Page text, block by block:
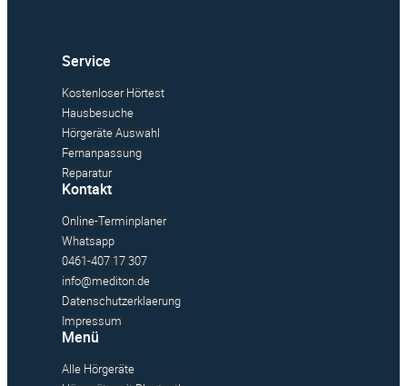
Service
Kostenloser Hörtest
Hausbesuche
Hörgeräte Auswahl
Fernanpassung
Reparatur
Kontakt
Online-Terminplaner
Whatsapp
0461-407 17 307
info@mediton.de
Datenschutzerklaerung
Impressum
Menü
Alle Hörgeräte